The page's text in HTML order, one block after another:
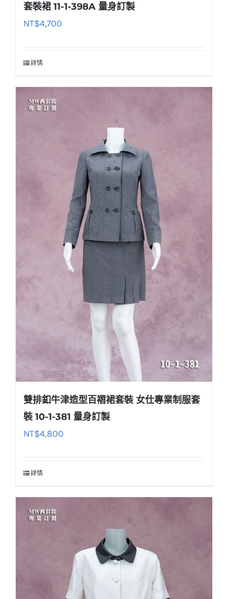
套裝裙 11-1-398A 量身訂製
NT$4,700
詳情
雙排釦牛津造型百褶裙套裝 女仕專業制服套
裝 10-1-381 量身訂製
NT$4,800
詳情